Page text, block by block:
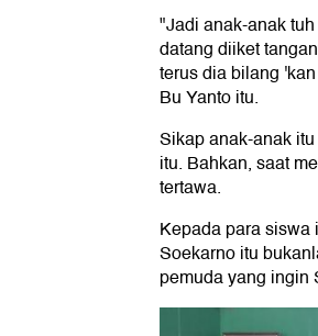
"Jadi anak-anak
datang diiket
terus dia bilang
Bu Yanto itu.
Sikap anak-anak
itu. Bahkan, saat
tertawa.
Kepada para
Soekarno itu
pemuda yang ingin